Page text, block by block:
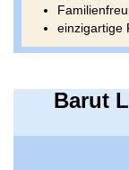
einzigartige
Barut